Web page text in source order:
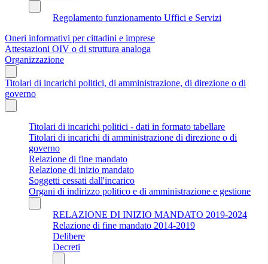
Regolamento funzionamento Uffici e Servizi
Oneri informativi per cittadini e imprese
Attestazioni OIV o di struttura analoga
Organizzazione
Titolari di incarichi politici, di amministrazione, di direzione o di
governo
Titolari di incarichi politici - dati in formato tabellare
Titolari di incarichi di amministrazione di direzione o di
governo
Relazione di fine mandato
Relazione di inizio mandato
Soggetti cessati dall'incarico
Organi di indirizzo politico e di amministrazione e gestione
RELAZIONE DI INIZIO MANDATO 2019-2024
Relazione di fine mandato 2014-2019
Delibere
Decreti